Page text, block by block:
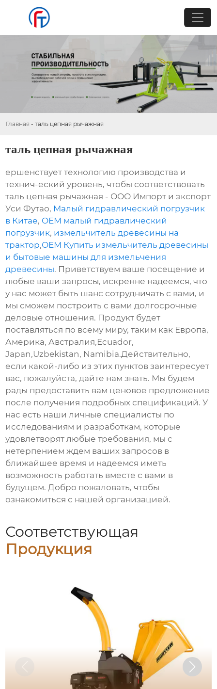
Главная - таль цепная рычажная
таль цепная рычажная
ершенствует технологию производства и
технич-еский уровень, чтобы соответствовать
таль цепная рычажная - ООО Импорт и экспорт
Уси Футао, Малый гидравлический погрузчик
в Китае, OEM малый гидравлический
погрузчик, измельчитель древесины на
трактор,OEM Купить измельчитель древесины
и бытовые машины для измельчения
древесины. Приветствуем ваше посещение и
любые ваши запросы, искренне надеемся, что
у нас может быть шанс сотрудничать с вами, и
мы сможем построить с вами долгосрочные
деловые отношения. Продукт будет
поставляться по всему миру, таким как Европа,
Америка, Австралия,Ecuador,
Japan,Uzbekistan, Namibia.Действительно,
если какой-либо из этих пунктов заинтересует
вас, пожалуйста, дайте нам знать. Мы будем
рады предоставить вам ценовое предложение
после получения подробных спецификаций. У
нас есть наши личные специалисты по
исследованиям и разработкам, которые
удовлетворят любые требования, мы с
нетерпением ждем ваших запросов в
ближайшее время и надеемся иметь
возможность работать вместе с вами в
будущем. Добро пожаловать, чтобы
ознакомиться с нашей организацией.
Соответствующая
Продукция